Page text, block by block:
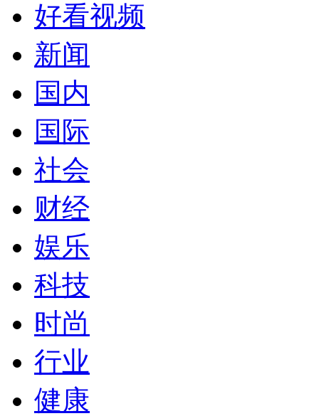
好看视频
新闻
国内
国际
社会
财经
娱乐
科技
时尚
行业
健康